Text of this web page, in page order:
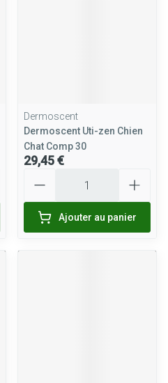
Dermoscent
Dermoscent Uti-zen Chien
Chat Comp 30
29,45 €
Ajouter au panier